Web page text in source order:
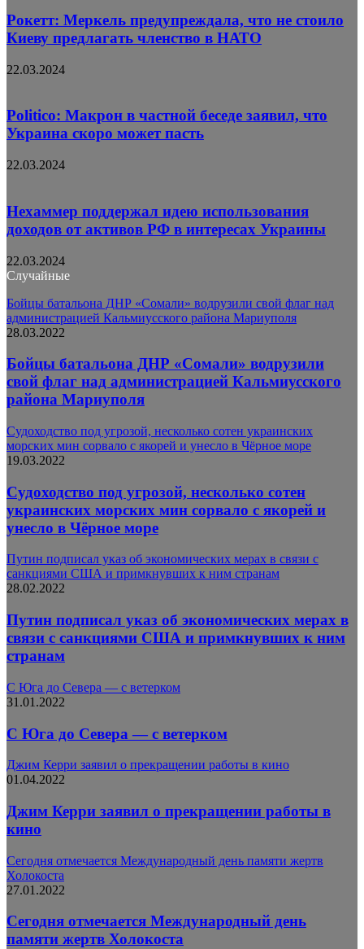
Рокетт: Меркель предупреждала, что не стоило
Киеву предлагать членство в НАТО
22.03.2024
Politico: Макрон в частной беседе заявил, что
Украина скоро может пасть
22.03.2024
Нехаммер поддержал идею использования
доходов от активов РФ в интересах Украины
22.03.2024
Случайные
Бойцы батальона ДНР «Сомали» водрузили свой флаг над
администрацией Кальмиусского района Мариуполя
28.03.2022
Бойцы батальона ДНР «Сомали» водрузили
свой флаг над администрацией Кальмиусского
района Мариуполя
Судоходство под угрозой, несколько сотен украинских
морских мин сорвало с якорей и унесло в Чёрное море
19.03.2022
Судоходство под угрозой, несколько сотен
украинских морских мин сорвало с якорей и
унесло в Чёрное море
Путин подписал указ об экономических мерах в связи с
санкциями США и примкнувших к ним странам
28.02.2022
Путин подписал указ об экономических мерах в
связи с санкциями США и примкнувших к ним
странам
С Юга до Севера — с ветерком
31.01.2022
С Юга до Севера — с ветерком
Джим Керри заявил о прекращении работы в кино
01.04.2022
Джим Керри заявил о прекращении работы в
кино
Сегодня отмечается Международный день памяти жертв
Холокоста
27.01.2022
Сегодня отмечается Международный день
памяти жертв Холокоста